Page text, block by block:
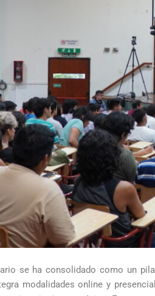
se ha consolidado como un
modalidades online y